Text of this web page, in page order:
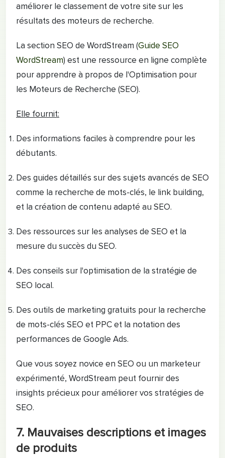
améliorer le classement de votre site sur les
résultats des moteurs de recherche.
La section SEO de WordStream (Guide SEO
WordStream) est une ressource en ligne complète
pour apprendre à propos de l'Optimisation pour
les Moteurs de Recherche (SEO).
Elle fournit:
Des informations faciles à comprendre pour les
débutants.
Des guides détaillés sur des sujets avancés de SEO
comme la recherche de mots-clés, le link building,
et la création de contenu adapté au SEO.
Des ressources sur les analyses de SEO et la
mesure du succès du SEO.
Des conseils sur l'optimisation de la stratégie de
SEO local.
Des outils de marketing gratuits pour la recherche
de mots-clés SEO et PPC et la notation des
performances de Google Ads.
Que vous soyez novice en SEO ou un marketeur
expérimenté, WordStream peut fournir des
insights précieux pour améliorer vos stratégies de
SEO.
7. Mauvaises descriptions et images
de produits